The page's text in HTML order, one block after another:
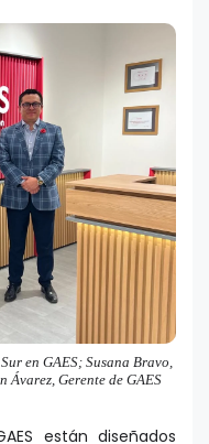
en GAES; Susana Bravo,
Gerente de GAES
están diseñados